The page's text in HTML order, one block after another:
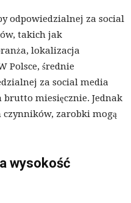
odpowiedzialnej za social
takich jak
lokalizacja
Polsce, średnie
za social media
brutto miesięcznie. Jednak
zarobki mogą
wysokość